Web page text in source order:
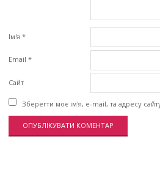
Ім'я *
Email *
Сайт
Зберегти моє ім'я, e-mail, та адресу